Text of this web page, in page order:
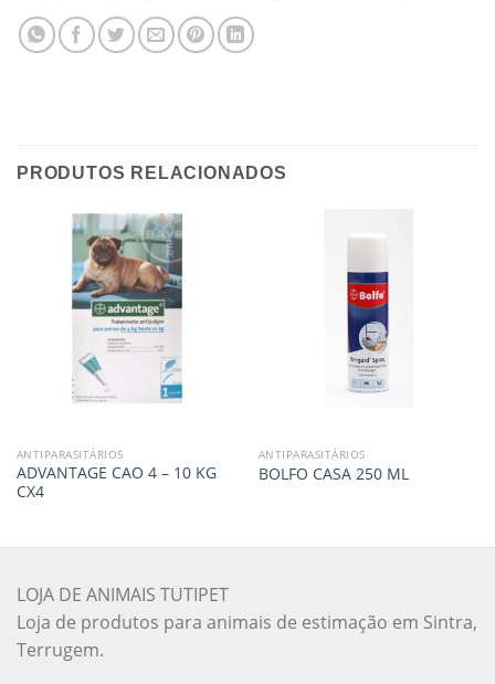
PRODUTOS RELACIONADOS
ANTIPARASITÁRIOS
ADVANTAGE CAO 4 – 10 KG
CX4
ANTIPARASITÁRIOS
BOLFO CASA 250 ML
LOJA DE ANIMAIS TUTIPET
Loja de produtos para animais de estimação em Sintra,
Terrugem.